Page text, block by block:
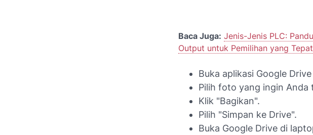
Baca Juga: Jenis-Jenis PLC:
Output untuk Pemilihan yang Tepat
Buka aplikasi Google
Pilih foto yang ingin Anda
Klik "Bagikan".
Pilih "Simpan ke Drive".
Buka Google Drive di